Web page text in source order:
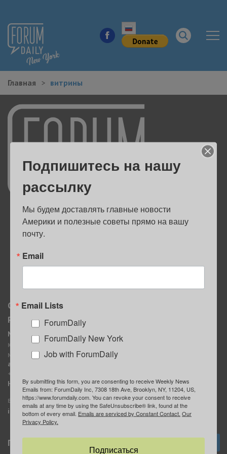
НОВОСТИ ГОРОДА
КУДА ПОЙТИ В ГОРОДЕ
ЗДОРОВЬЕ
РАБОТА И БИЗНЕС
ЖИЛЬЕ
ОБРАЗОВАНИЕ
Главная витрины
О нас
Реклама
MediaKit
Контактное лицо:
Марина Баранчук
ad@forumdaily.com
+1 347-604-1261
Наши рекламодатели
E-mail редакции:
info@forumdaily.com
Группа “ИЩУ СОВЕТА”
ForumDaily
Подписка
Подпишитесь на нашу
рассылку
Мы будем доставлять главные новости
Америки и полезные советы прямо на вашу
почту.
Email
Email Lists
ForumDaily
ForumDaily New York
Job with ForumDaily
By submitting this form, you are consenting to receive Weekly News
Emails from: ForumDaily Inc, 7308 18th Ave, Brooklyn, NY, 11204, US,
https://www.forumdaily.com. You can revoke your consent to receive
emails at any time by using the SafeUnsubscribe® link, found at the
bottom of every email. Emails are serviced by Constant Contact. Our
Privacy Policy.
Подписаться